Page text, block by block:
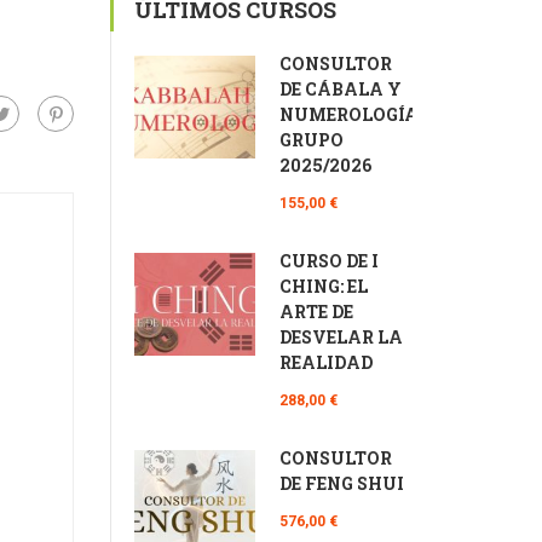
ÚLTIMOS CURSOS
CONSULTOR
DE CÁBALA Y
NUMEROLOGÍA
GRUPO
2025/2026
155,00 €
CURSO DE I
CHING: EL
ARTE DE
DESVELAR LA
REALIDAD
288,00 €
CONSULTOR
DE FENG SHUI
576,00 €